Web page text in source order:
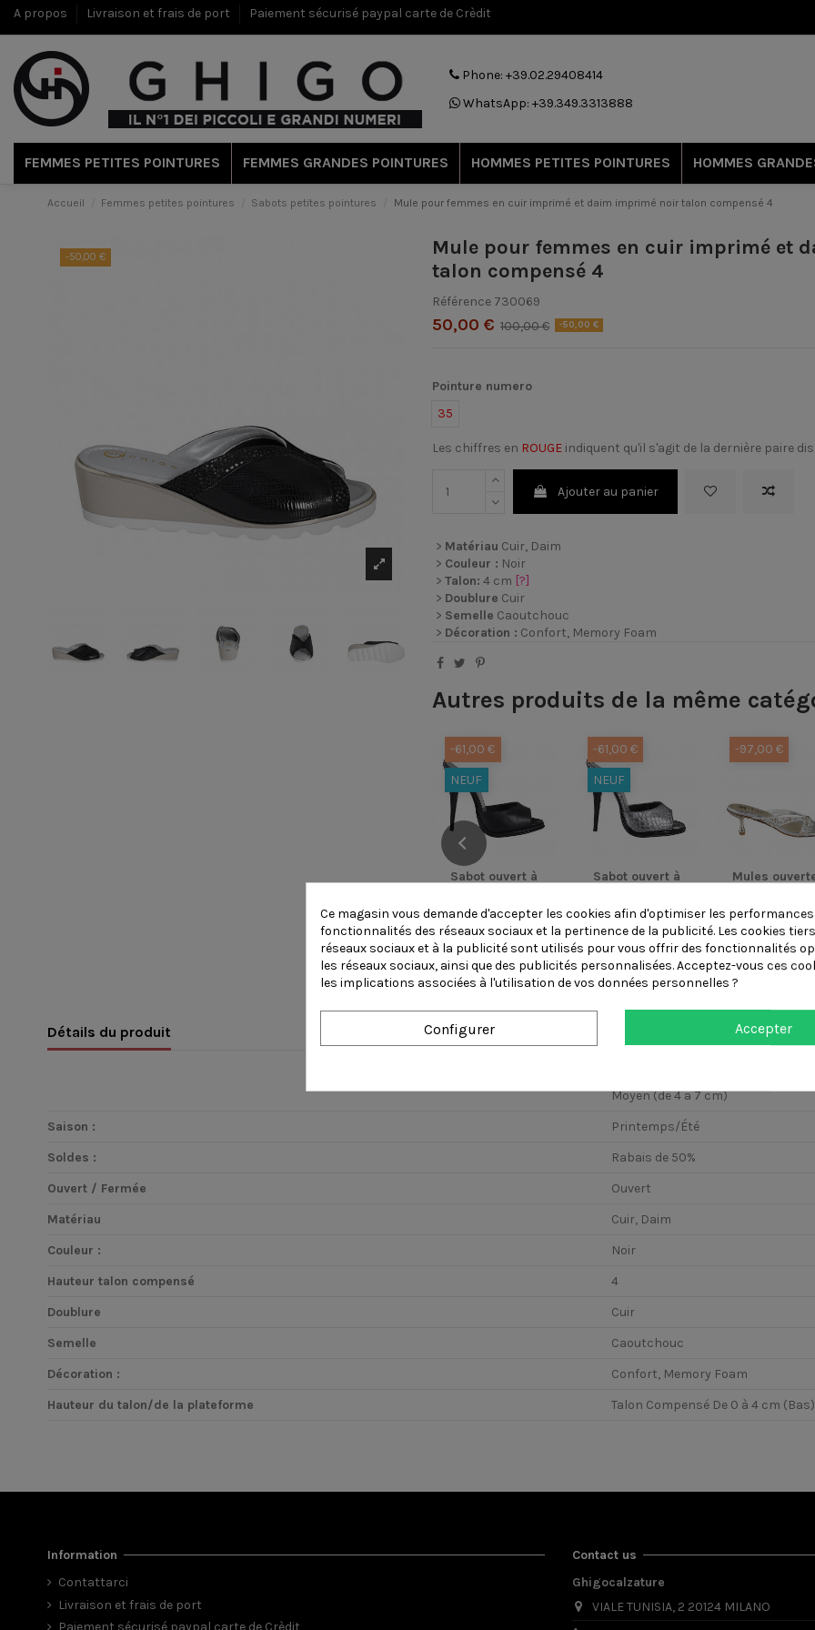
A propos Livraison et frais de port Paiement sécurisé paypal carte de Crèdit
Phone: +39.02.29408414
WhatsApp: +39.349.3313888
FEMMES PETITES POINTURES FEMMES GRANDES POINTURES HOMMES PETITES POINTURES HOMMES
Accueil Femmes petites pointures Sabots petites pointures Mule pour femmes en cuir imprimé et daim imprimé noir talon compensé 4
-50,00 €
Mule pour femmes en cuir imprimé et
talon compensé 4
Référence 730069
50,00 € 100,00 € -50,00 €
Pointure numero
35
Les chiffres en ROUGE indiquent qu'il s'agit de la dernière paire
Ajouter au panier
> Matériau Cuir, Daim
> Couleur : Noir
>Talon: 4 cm [?]
> Doublure Cuir
> Semelle Caoutchouc
> Décoration : Confort, Memory Foam
Autres produits de la même
Sabot ouvert à
femmes en...
-61,00 €
NEUF
Sabot ouvert à
femmes en...
-61,00 €
NEUF
Mules
satin lamé...
-97,00 €
Détails du produit
Moyen (de 4 a 7 cm)
Saison :
Printemps/Été
Soldes :
Rabais de 50%
Ouvert / Fermée
Ouvert
Matériau
Cuir, Daim
Couleur :
Noir
Hauteur talon compensé
4
Doublure
Cuir
Semelle
Caoutchouc
Décoration :
Confort, Memory Foam
Hauteur du talon/de la plateforme
Talon Compensé De 0 à 4 cm (Bas)
Information
Contattarci
Livraison et frais de port
Contact us
Ghigocalzature
VIALE TUNISIA, 2 20124 MILANO
Ce magasin vous demande d'accepter les cookies afin d'optimiser les
fonctionnalités des réseaux sociaux et la pertinence de la publicité. Les cookies
réseaux sociaux et à la publicité sont utilisés pour vous offrir des fonctionnalités
les réseaux sociaux, ainsi que des publicités personnalisées. Acceptez-vous ces
les implications associées à l'utilisation de vos données personnelles ?
Accepter
Configurer